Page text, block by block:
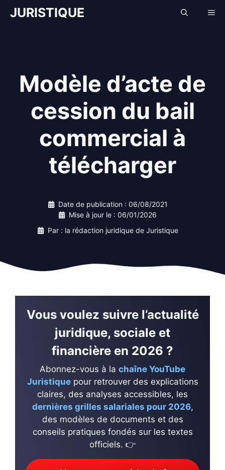
AllerJURISTIQUE
Modèle d’acte de
cession du bail
commercial à
télécharger
Date de publication : 06/08/2021
Mise à jour le : 06/01/2026
Par : la rédaction juridique de Juristique
Vous voulez suivre l’actualité
juridique, sociale et
financière en 2026 ?
Abonnez-vous à la chaîne YouTube
Juristiquepour retrouver des explications
claires, des analyses accessibles, les
dernières grilles salariales pour 2026,
des modèles de documents et des
conseils pratiques fondés sur les textes
officiels. 👉